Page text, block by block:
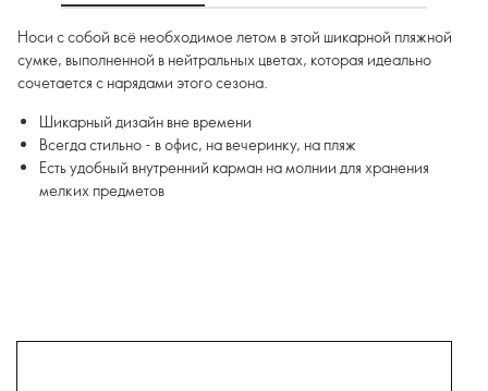
Носи с собой всё необходимое летом в этой шикарной пляжной
сумке, выполненной в нейтральных цветах, которая идеально
сочетается с нарядами этого сезона.
Шикарный дизайн вне времени
Всегда стильно - в офис, на вечеринку, на пляж
Есть удобный внутренний карман на молнии для хранения
мелких предметов